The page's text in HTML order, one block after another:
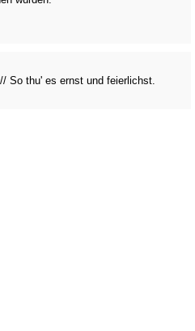
So thu' es ernst und feierlichst.